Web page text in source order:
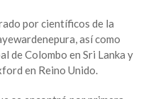
por científicos de la
así como
de Colombo en Sri Lanka y
en Reino Unido.